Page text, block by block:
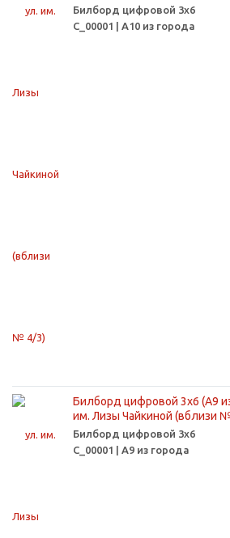
Билборд цифровой 3х6
С_00001 | А10 из города
Билборд цифровой 3х6 (А9
им. Лизы Чайкиной (вблизи
Билборд цифровой 3х6
С_00001 | А9 из города